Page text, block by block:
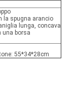
la spugna arancio
lunga, concava
una borsa
55*34*28cm